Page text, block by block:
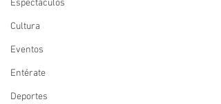
Espectáculos
Cultura
Eventos
Entérate
Deportes